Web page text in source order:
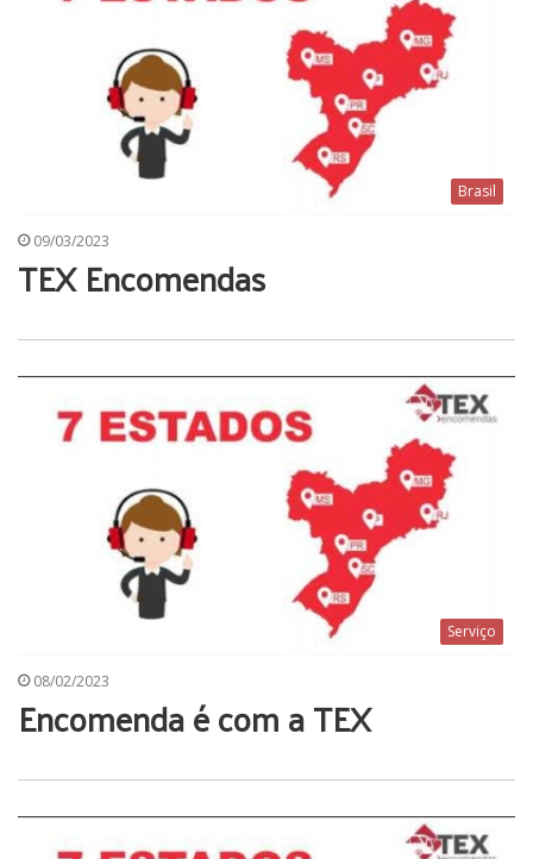
Brasil
09/03/2023
TEX Encomendas
Serviço
08/02/2023
Encomenda é com a TEX